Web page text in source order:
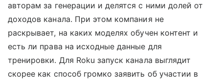
авторам за генерации и делятся с ними долей от
доходов канала. При этом компания не
раскрывает, на каких моделях обучен контент и
есть ли права на исходные данные для
тренировки. Для Roku запуск канала выглядит
скорее как способ громко заявить об участии в